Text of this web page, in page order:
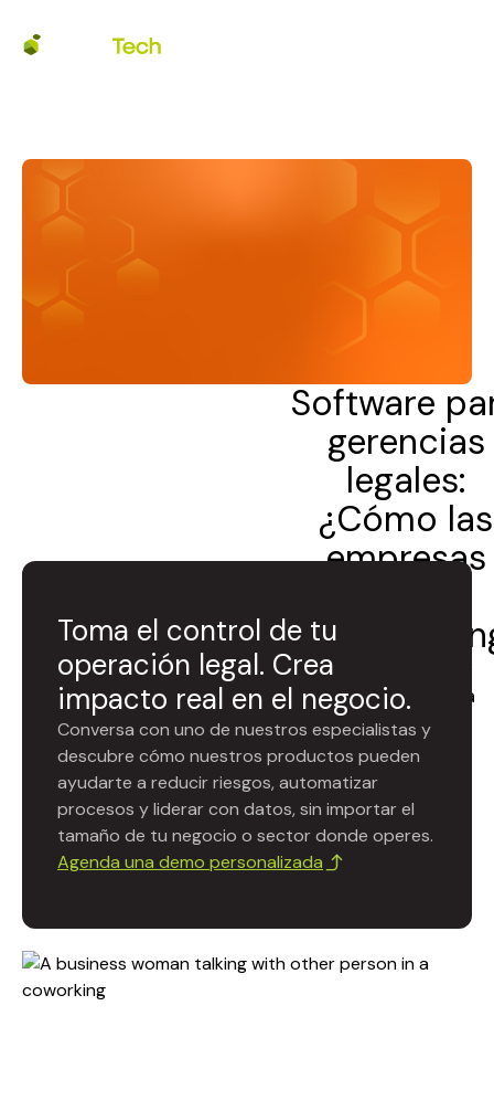
Software
gerencias
legales:
¿Cómo las
empresas
Pablo Escalona
Toma el control de tu
operación legal. Crea
impacto real en el negocio.
Conversa con uno de nuestros especialistas y
descubre cómo nuestros productos pueden
ayudarte a reducir riesgos, automatizar
procesos y liderar con datos, sin importar el
tamaño de tu negocio o sector donde operes.
Agenda una demo personalizada